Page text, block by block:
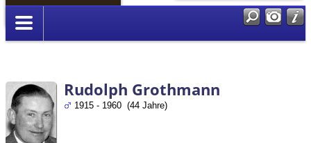
Anmelden
Rudolph Grothmann
1915 - 1960 (44 Jahre)